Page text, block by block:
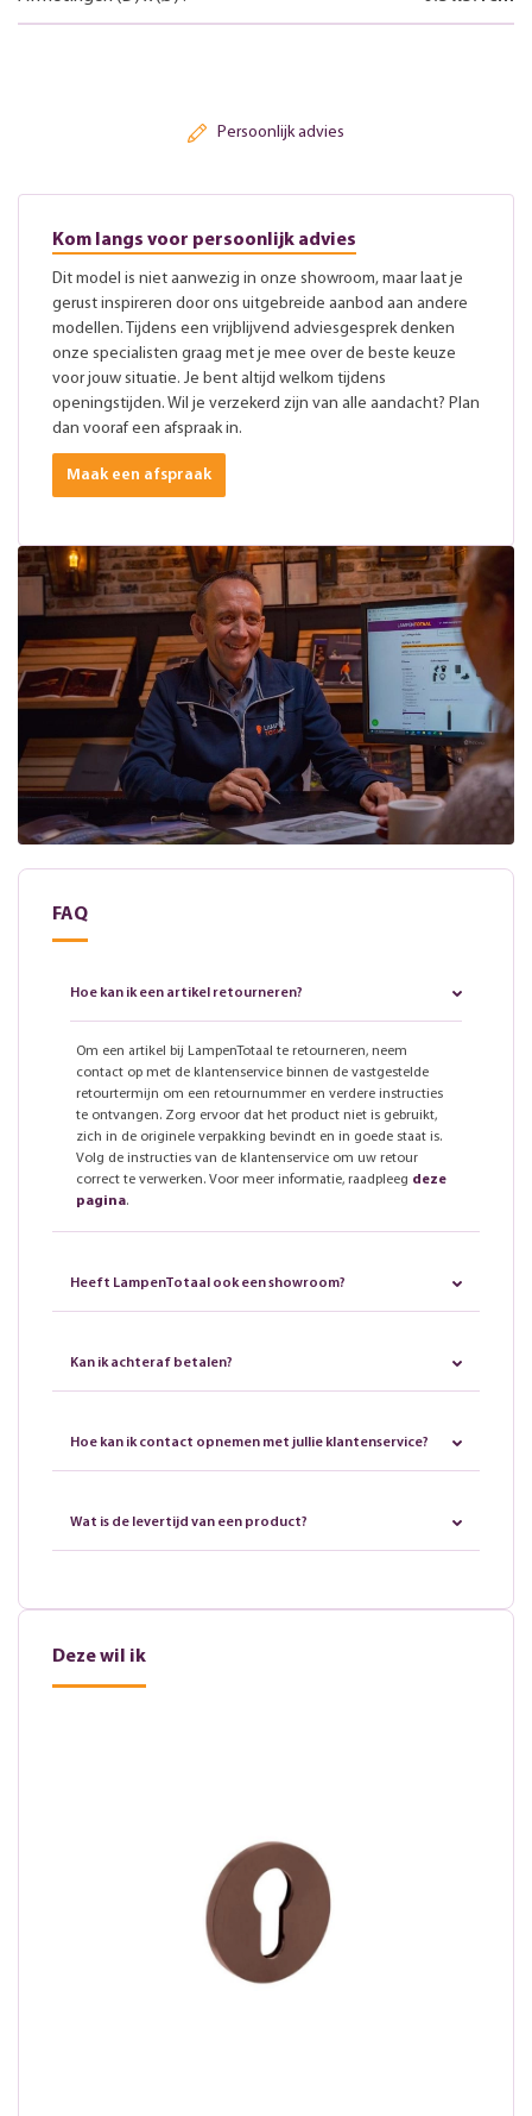
Persoonlijk advies
Kom langs voor persoonlijk advies
Dit model is niet aanwezig in onze showroom, maar laat je
gerust inspireren door ons uitgebreide aanbod aan andere
modellen. Tijdens een vrijblijvend adviesgesprek denken
onze specialisten graag met je mee over de beste keuze
voor jouw situatie. Je bent altijd welkom tijdens
openingstijden. Wil je verzekerd zijn van alle aandacht? Plan
dan vooraf een afspraak in.
Maak een afspraak
FAQ
Hoe kan ik een artikel retourneren?
Om een artikel bij LampenTotaal te retourneren, neem
contact op met de klantenservice binnen de vastgestelde
retourtermijn om een retournummer en verdere instructies
te ontvangen. Zorg ervoor dat het product niet is gebruikt,
zich in de originele verpakking bevindt en in goede staat is.
Volg de instructies van de klantenservice om uw retour
correct te verwerken. Voor meer informatie, raadpleeg deze
pagina.
Heeft LampenTotaal ook een showroom?
Kan ik achteraf betalen?
Hoe kan ik contact opnemen met jullie klantenservice?
Wat is de levertijd van een product?
Deze wil ik